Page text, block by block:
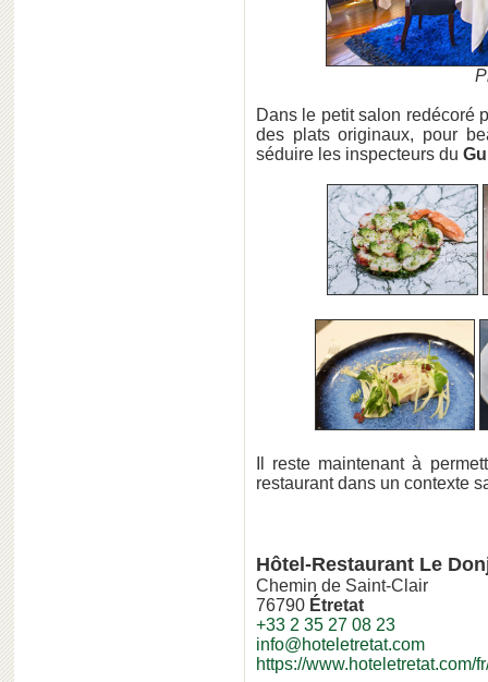
Dans le petit salon redécoré
des plats originaux, pour
séduire les inspecteurs du
Il reste maintenant à
restaurant dans un contexte
Hôtel-Restaurant Le
Chemin de Saint-Clair
76790 Étretat
+33 2 35 27 08 23
info@hoteletretat.com
https://www.hoteletretat.com/